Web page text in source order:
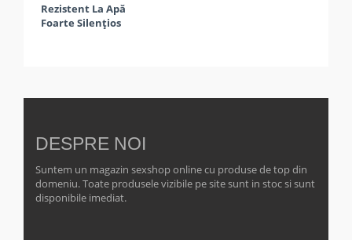
Rezistent La Apă
Foarte Silențios
DESPRE NOI
Suntem un magazin sexshop online cu produse de top din
domeniu. Toate produsele vizibile pe site sunt in stoc si sunt
disponibile imediat.